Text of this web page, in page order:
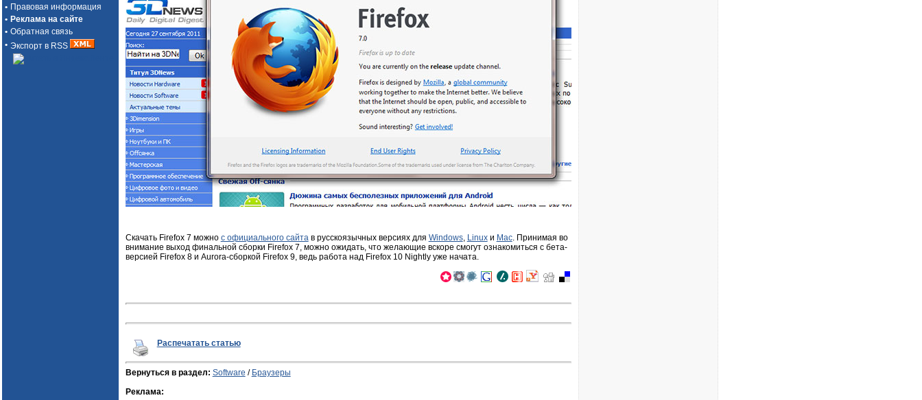
• Правовая информация
• Реклама на сайте
• Обратная связь
• Экспорт в RSS
Скачать Firefox 7 можно с официального сайта в русскоязычных версиях для Windows, Linuxи Mac. Принимая во
внимание выход финальной сборки Firefox 7, можно ожидать, что желающие вскоре смогут ознакомиться с бета-
версией Firefox 8 и Aurora-сборкой Firefox 9, ведь работа над Firefox 10 Nightly уже начата.
Распечатать статью
Вернуться в раздел: Software / Браузеры
Реклама: